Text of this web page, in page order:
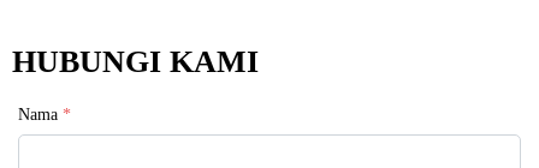
HUBUNGI KAMI
Nama *